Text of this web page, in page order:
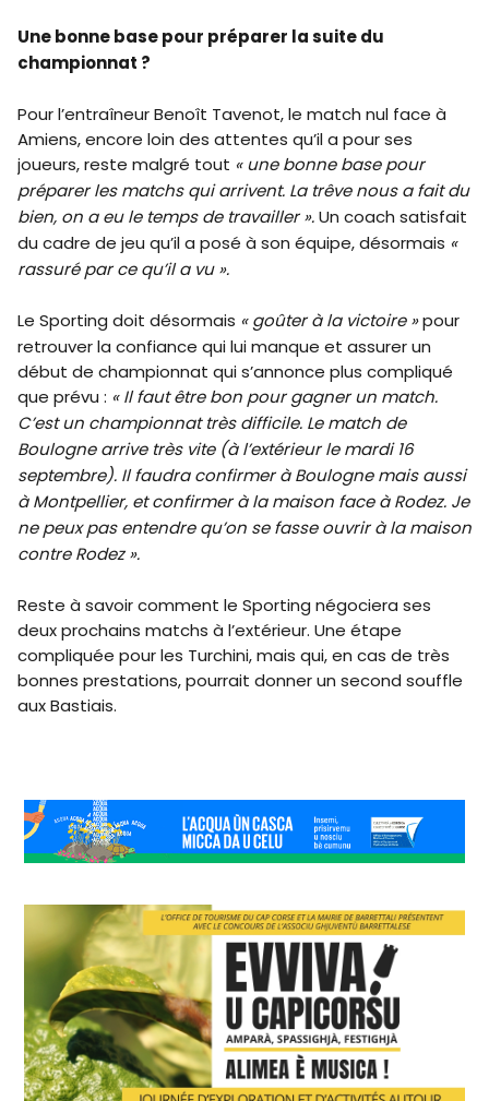
Une bonne base pour préparer la suite du
championnat ?
Pour l’entraîneur Benoît Tavenot, le match nul face à
Amiens, encore loin des attentes qu’il a pour ses
joueurs, reste malgré tout « une bonne base pour
préparer les matchs qui arrivent. La trêve nous a fait du
bien, on a eu le temps de travailler ».Un coach satisfait
du cadre de jeu qu’il a posé à son équipe, désormais «
rassuré par ce qu’il a vu ».
Le Sporting doit désormais « goûter à la victoire »pour
retrouver la confiance qui lui manque et assurer un
début de championnat qui s’annonce plus compliqué
que prévu : « Il faut être bon pour gagner un match.
C’est un championnat très difficile. Le match de
Boulogne arrive très vite (à l’extérieur le mardi 16
septembre). Il faudra confirmer à Boulogne mais aussi
à Montpellier, et confirmer à la maison face à Rodez. Je
ne peux pas entendre qu’on se fasse ouvrir à la maison
contre Rodez ».
Reste à savoir comment le Sporting négociera ses
deux prochains matchs à l’extérieur. Une étape
compliquée pour les Turchini, mais qui, en cas de très
bonnes prestations, pourrait donner un second souffle
aux Bastiais.